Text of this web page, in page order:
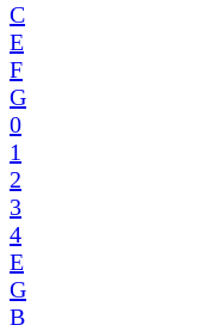
C
E
F
G
0
1
2
3
4
E
G
B